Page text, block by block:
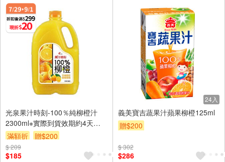
光泉果汁時刻-100％純柳橙汁
2300ml※實際到貨效期約4天以
上
滿額折 贈$200
$ 209
$185
24入
義美寶吉蔬果汁蘋果柳橙125ml
贈$200
$ 302
$286